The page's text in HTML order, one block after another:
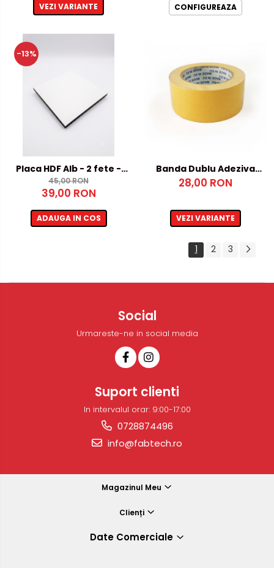
VEZI VARIANTE CONFIGUREAZA
-13%
Placa HDF Alb - 2 fete -
5mm, 500x1000mm
45,00 RON
39,00 RON
ADAUGA IN COS
Banda Dublu Adeziva
50x25m
28,00 RON
VEZI VARIANTE
1 2 3
Social
Urmareste-ne in social media
Suport clienti
In intervalul orar: 9:00-17:00
0728874496
info@fabtech.ro
Magazinul Meu
Clienți
Date Comerciale